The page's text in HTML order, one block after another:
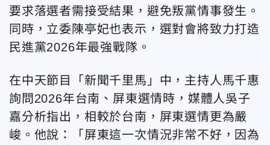
要求落選者需接受結果，避免叛黨情事發生。
同時，立委陳亭妃也表示，選對會將致力打造
民進黨2026年最強戰隊。
在中天節目「新聞千里馬」中，主持人馬千惠
詢問2026年台南、屏東選情時，媒體人吳子
嘉分析指出，相較於台南，屏東選情更為嚴
峻。他說：「屏東這一次情況非常不好，因為